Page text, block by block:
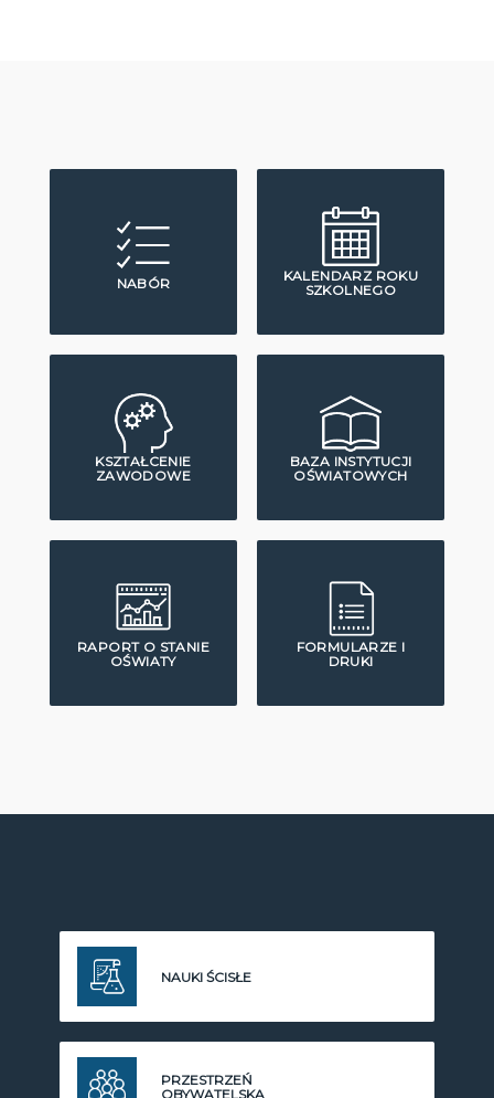
NABÓR
KALENDARZ ROKU
SZKOLNEGO
KSZTAŁCENIE
ZAWODOWE
BAZA INSTYTUCJI
OŚWIATOWYCH
RAPORT O STANIE
OŚWIATY
FORMULARZE I
DRUKI
NAUKI ŚCISŁE
PRZESTRZEŃ
OBYWATELSKA